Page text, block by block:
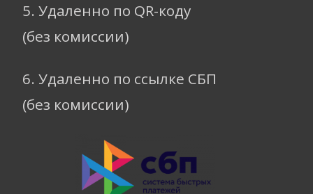
5. Удаленно по QR-коду
(без комиссии)
6. Удаленно по ссылке СБП
(без комиссии)